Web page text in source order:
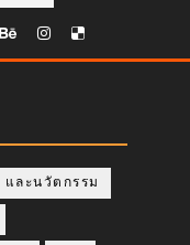
และนวัตกรรม